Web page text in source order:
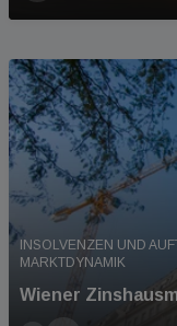
INSOLVENZEN UND
MARKTDYNAMIK
Wiener